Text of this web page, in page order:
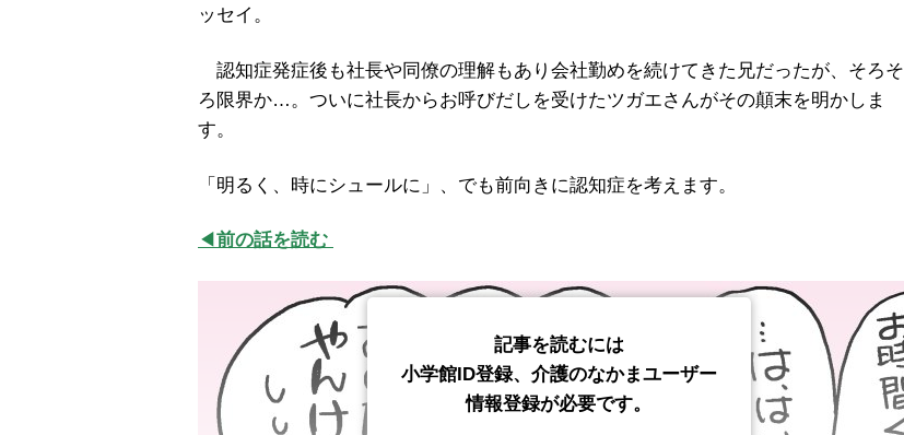
ッセイ。
認知症発症後も社長や同僚の理解もあり会社勤めを続けてきた兄だったが、そろそ
ろ限界か…。ついに社長からお呼びだしを受けたツガエさんがその顛末を明かしま
す。
「明るく、時にシュールに」、でも前向きに認知症を考えます。
◀ 前の話を読む
記事を読むには
小学館ID登録、介護のなかまユーザー
情報登録が必要です。